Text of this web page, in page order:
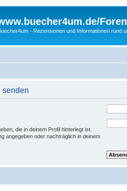
Foren
- Rezensionen und Informationen rund
senden
die in deinem Profil hinterlegt ist.
angegeben oder nachträglich in deinem